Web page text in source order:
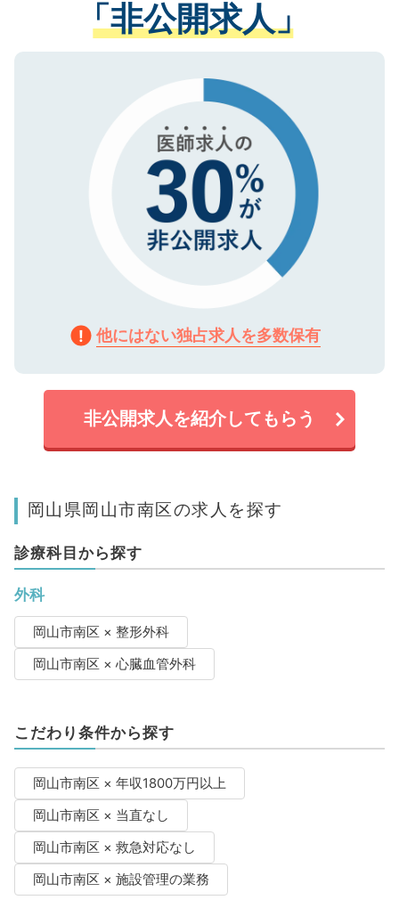
る、プライバシーマークを取得済みです。
で、機密保持に関してもご安心ください。
させていただきます。すぐにご転職をされ
ない方には、長期的なサポートが可能です
ので、まずはご登録ください。
「非公開求人」
他にはない独占求人を多数保有
非公開求人を紹介してもらう
岡山県岡山市南区の求人を探す
診療科目から探す
外科
岡山市南区 × 整形外科
岡山市南区 × 心臓血管外科
こだわり条件から探す
岡山市南区 × 年収1800万円以上
岡山市南区 × 当直なし
岡山市南区 × 救急対応なし
岡山市南区 × 施設管理の業務